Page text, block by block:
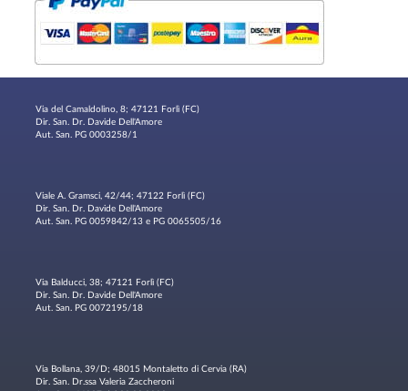
Via del Camaldolino, 8; 47121 Forlì (FC)
Dir. San. Dr. Davide Dell'Amore
Aut. San. PG 0003258/1
Viale A. Gramsci, 42/44; 47122 Forlì (FC)
Dir. San. Dr. Davide Dell'Amore
Aut. San. PG 0059842/13 e PG 0065505/16
Via Balducci, 38; 47121 Forlì (FC)
Dir. San. Dr. Davide Dell'Amore
Aut. San. PG 0072195/18
Via Bollana, 39/D; 48015 Montaletto di Cervia (RA)
Dir. San. Dr.ssa Valeria Zaccheroni